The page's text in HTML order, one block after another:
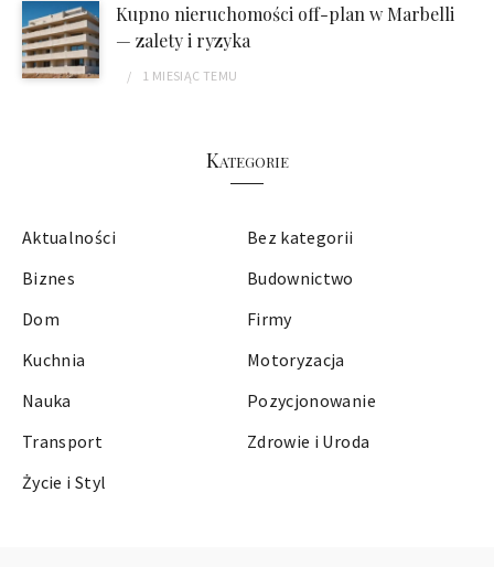
Kupno nieruchomości off-plan w Marbelli
— zalety i ryzyka
1 MIESIĄC TEMU
Kategorie
Aktualności
Bez kategorii
Biznes
Budownictwo
Dom
Firmy
Kuchnia
Motoryzacja
Nauka
Pozycjonowanie
Transport
Zdrowie i Uroda
Życie i Styl